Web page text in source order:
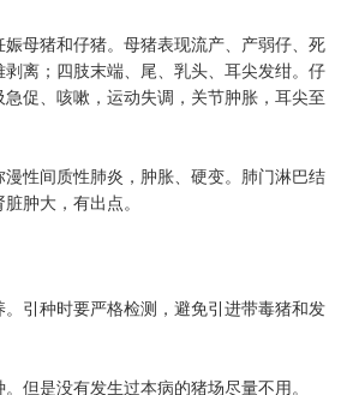
母猪和仔猪。母猪表现流产、产弱仔、死
离；四肢末端、尾、乳头、耳尖发绀。仔
促、咳嗽，运动失调，关节肿胀，耳尖至
性间质性肺炎，肿胀、硬变。肺门淋巴结
肿大，有出点。
引种时要严格检测，避免引进带毒猪和发
是没有发生过本病的猪场尽量不用。